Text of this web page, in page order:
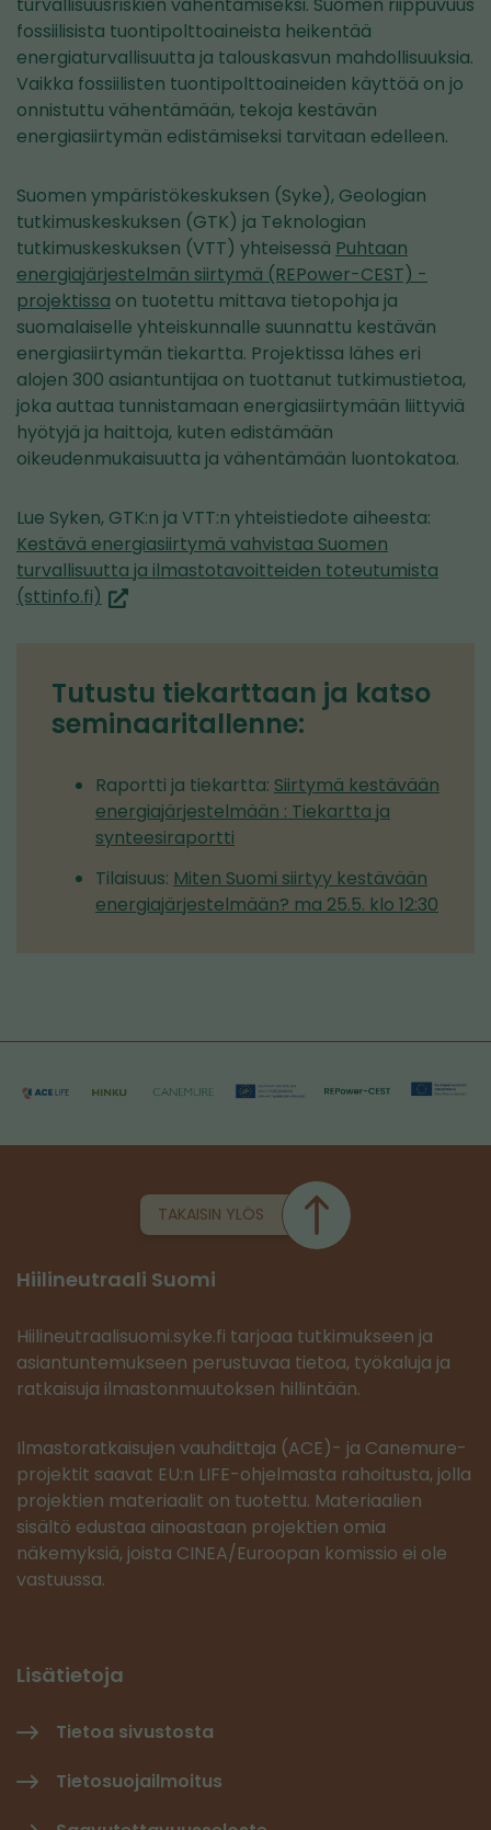
turvallisuusriskien vähentämiseksi. Suomen riippuvuus
fossiilisista tuontipolttoaineista heikentää
energiaturvallisuutta ja talouskasvun mahdollisuuksia.
Vaikka fossiilisten tuontipolttoaineiden käyttöä on jo
onnistuttu vähentämään, tekoja kestävän
energiasiirtymän edistämiseksi tarvitaan edelleen.
Suomen ympäristökeskuksen (Syke), Geologian
tutkimuskeskuksen (GTK) ja Teknologian
tutkimuskeskuksen (VTT) yhteisessä Puhtaan
energiajärjestelmän siirtymä (REPower-CEST) -
projektissa on tuotettu mittava tietopohja ja
suomalaiselle yhteiskunnalle suunnattu kestävän
energiasiirtymän tiekartta. Projektissa lähes eri
alojen 300 asiantuntijaa on tuottanut tutkimustietoa,
joka auttaa tunnistamaan energiasiirtymään liittyviä
hyötyjä ja haittoja, kuten edistämään
oikeudenmukaisuutta ja vähentämään luontokatoa.
Lue Syken, GTK:n ja VTT:n yhteistiedote aiheesta:
Kestävä energiasiirtymä vahvistaa Suomen
turvallisuutta ja ilmastotavoitteiden toteutumista
(sttinfo.fi) (siirryt
Tutustu tiekarttaan ja katso
seminaaritallenne:
Raportti ja tiekartta: Siirtymä kestävään
energiajärjestelmään : Tiekartta ja
synteesiraportti
Tilaisuus: Miten Suomi siirtyy kestävään
energiajärjestelmään? ma 25.5. klo 12:30
TAKAISIN YLÖS
Hiilineutraali Suomi
Hiilineutraalisuomi.syke.fi tarjoaa tutkimukseen ja
asiantuntemukseen perustuvaa tietoa, työkaluja ja
ratkaisuja ilmastonmuutoksen hillintään.
Ilmastoratkaisujen vauhdittaja (ACE)- ja Canemure-
projektit saavat EU:n LIFE-ohjelmasta rahoitusta, jolla
projektien materiaalit on tuotettu. Materiaalien
sisältö edustaa ainoastaan projektien omia
näkemyksiä, joista CINEA/Euroopan komissio ei ole
vastuussa.
Lisätietoja
Tietoa sivustosta
Tietosuojailmoitus